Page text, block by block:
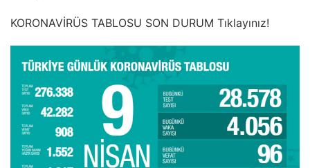
KORONAVİRÜS TABLOSU SON DURUM Tıklayınız!